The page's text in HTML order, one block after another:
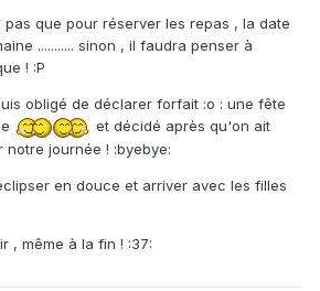
que pour réserver les repas , la date
........... sinon , il faudra penser à
! :P
obligé de déclarer forfait :o : une fête
et décidé après qu'on ait
journée ! :byebye:
en douce et arriver avec les filles
, même à la fin ! :37: